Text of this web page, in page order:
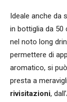
Ideale anche da
in bottiglia da 50
nel noto long
permettere di
aromatico, si
presta a
rivisitazioni, dall’